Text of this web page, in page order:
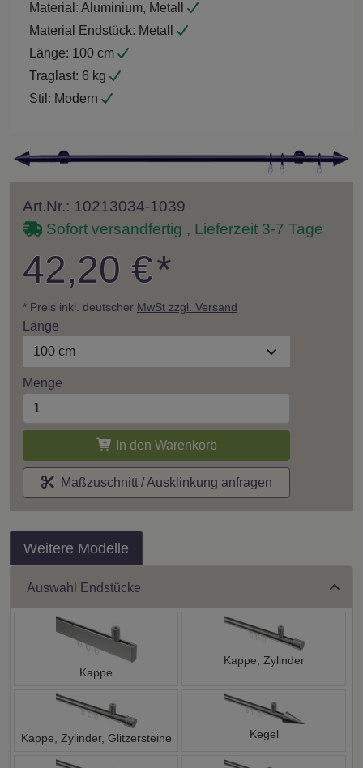
Material: Aluminium, Metall
Material Endstück: Metall
Länge: 100 cm
Traglast: 6 kg
Stil: Modern
Art.Nr.: 10213034-1039
Sofort versandfertig , Lieferzeit 3-7 Tage
42,20 €*
* Preis inkl. deutscher MwSt zzgl. Versand
Länge
100 cm
Menge
In den Warenkorb
Maßzuschnitt / Ausklinkung anfragen
Weitere Modelle
Auswahl Endstücke
Kappe
Kappe, Zylinder
Kappe, Zylinder, Glitzersteine Kegel